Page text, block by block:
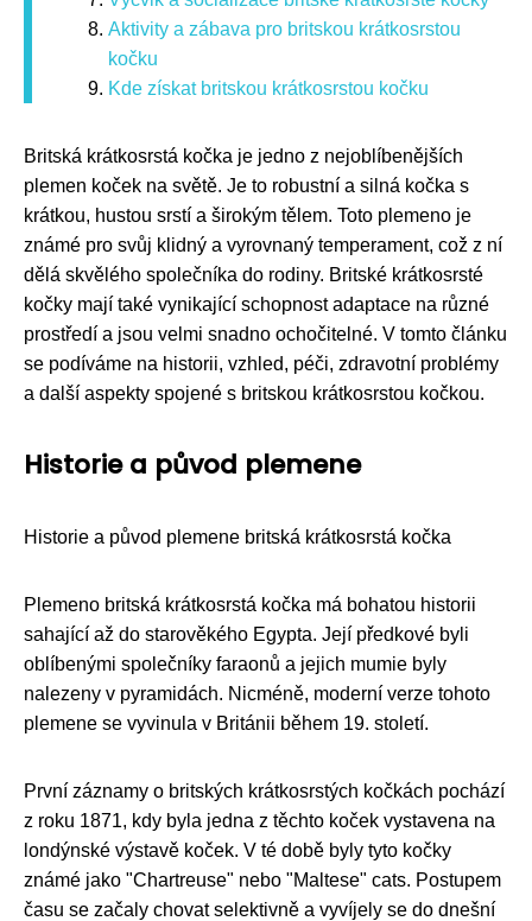
Aktivity a zábava pro britskou krátkosrstou
kočku
Kde získat britskou krátkosrstou kočku
Britská krátkosrstá kočka je jedno z nejoblíbenějších
plemen koček na světě. Je to robustní a silná kočka s
krátkou, hustou srstí a širokým tělem. Toto plemeno je
známé pro svůj klidný a vyrovnaný temperament, což z ní
dělá skvělého společníka do rodiny. Britské krátkosrsté
kočky mají také vynikající schopnost adaptace na různé
prostředí a jsou velmi snadno ochočitelné. V tomto článku
se podíváme na historii, vzhled, péči, zdravotní problémy
a další aspekty spojené s britskou krátkosrstou kočkou.
Historie a původ plemene
Historie a původ plemene britská krátkosrstá kočka
Plemeno britská krátkosrstá kočka má bohatou historii
sahající až do starověkého Egypta. Její předkové byli
oblíbenými společníky faraonů a jejich mumie byly
nalezeny v pyramidách. Nicméně, moderní verze tohoto
plemene se vyvinula v Británii během 19. století.
První záznamy o britských krátkosrstých kočkách pochází
z roku 1871, kdy byla jedna z těchto koček vystavena na
londýnské výstavě koček. V té době byly tyto kočky
známé jako "Chartreuse" nebo "Maltese" cats. Postupem
času se začaly chovat selektivně a vyvíjely se do dnešní